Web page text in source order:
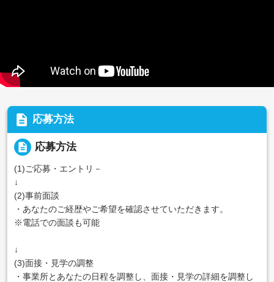
description 応募方法
description 応募方法
(1)ご応募・エントリ－
↓
(2)事前面談
・あなたのご経歴やご希望を確認させていただきます。
※電話での面談も可能
↓
(3)面接・見学の調整
・事業所とあなたの日程を調整し、面接・見学の詳細を調整し